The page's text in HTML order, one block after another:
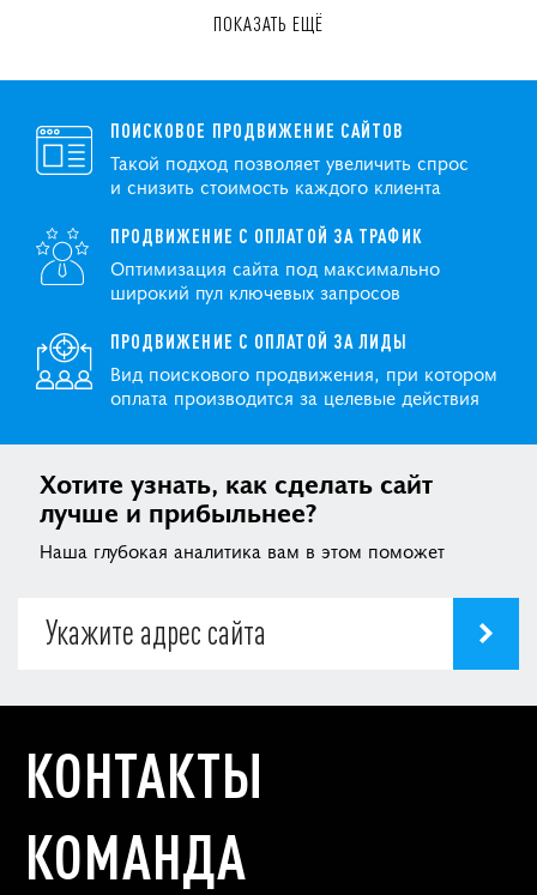
ПОКАЗАТЬ ЕЩЁ
ПОИСКОВОЕ ПРОДВИЖЕНИЕ САЙТОВ
Такой подход позволяет увеличить спрос
и снизить стоимость каждого клиента
ПРОДВИЖЕНИЕ С ОПЛАТОЙ ЗА ТРАФИК
Оптимизация сайта под максимально
широкий пул ключевых запросов
ПРОДВИЖЕНИЕ С ОПЛАТОЙ ЗА ЛИДЫ
Вид поискового продвижения, при котором
оплата производится за целевые действия
Хотите узнать, как сделать сайт
лучше и прибыльнее?
Наша глубокая аналитика вам в этом поможет
КОНТАКТЫ
КОМАНДА